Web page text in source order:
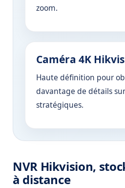
zoom.
Caméra 4K
Haute définition pour
davantage de détails
stratégiques.
NVR Hikvision,
à distance